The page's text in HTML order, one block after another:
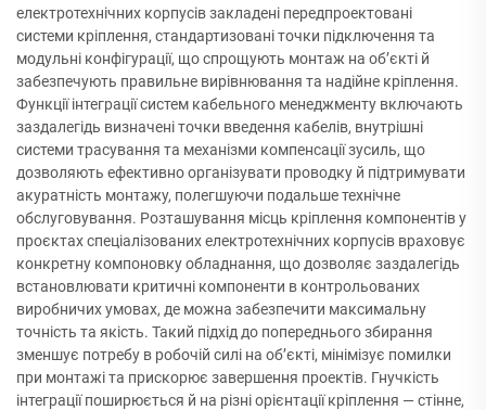
електротехнічних корпусів закладені передпроектовані
системи кріплення, стандартизовані точки підключення та
модульні конфігурації, що спрощують монтаж на об’єкті й
забезпечують правильне вирівнювання та надійне кріплення.
Функції інтеграції систем кабельного менеджменту включають
заздалегідь визначені точки введення кабелів, внутрішні
системи трасування та механізми компенсації зусиль, що
дозволяють ефективно організувати проводку й підтримувати
акуратність монтажу, полегшуючи подальше технічне
обслуговування. Розташування місць кріплення компонентів у
проєктах спеціалізованих електротехнічних корпусів враховує
конкретну компоновку обладнання, що дозволяє заздалегідь
встановлювати критичні компоненти в контрольованих
виробничих умовах, де можна забезпечити максимальну
точність та якість. Такий підхід до попереднього збирання
зменшує потребу в робочій силі на об’єкті, мінімізує помилки
при монтажі та прискорює завершення проектів. Гнучкість
інтеграції поширюється й на різні орієнтації кріплення — стінне,